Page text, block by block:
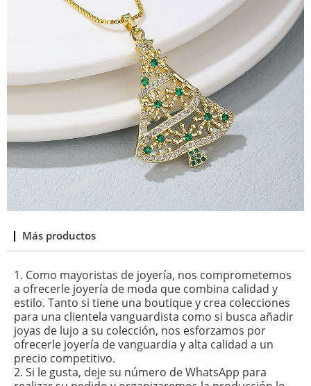
Más productos
1. Como mayoristas de joyería, nos comprometemos
a ofrecerle joyería de moda que combina calidad y
estilo. Tanto si tiene una boutique y crea colecciones
para una clientela vanguardista como si busca añadir
joyas de lujo a su colección, nos esforzamos por
ofrecerle joyería de vanguardia y alta calidad a un
precio competitivo.
2. Si le gusta, deje su número de WhatsApp para